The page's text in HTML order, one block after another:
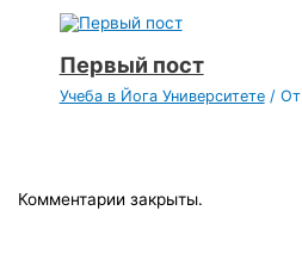
Первый пост
Учеба в Йога Университете/ От
Комментарии закрыты.